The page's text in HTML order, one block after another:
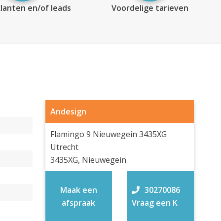
en/of leads Voordelige tarieven
Andesign
Flamingo 9 Nieuwegein 3435XG
Utrecht
3435XG, Nieuwegein
30270086
Vraag een K
Maak een
afspraak